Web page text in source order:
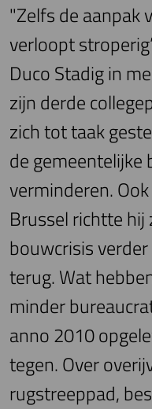
"Zelfs de aanpak
verloopt
Duco Stadig in
zijn derde
zich tot taak
de
verminderen.
Brussel richtte hij
bouwcrisis
terug. Wat
minder
anno 2010
tegen. Over
rugstreeppad,